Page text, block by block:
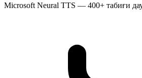
Microsoft Neural TTS — 400+ табиғи